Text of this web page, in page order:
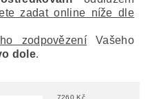
zadat online níže dle
zodpovězení Vašeho
dole.